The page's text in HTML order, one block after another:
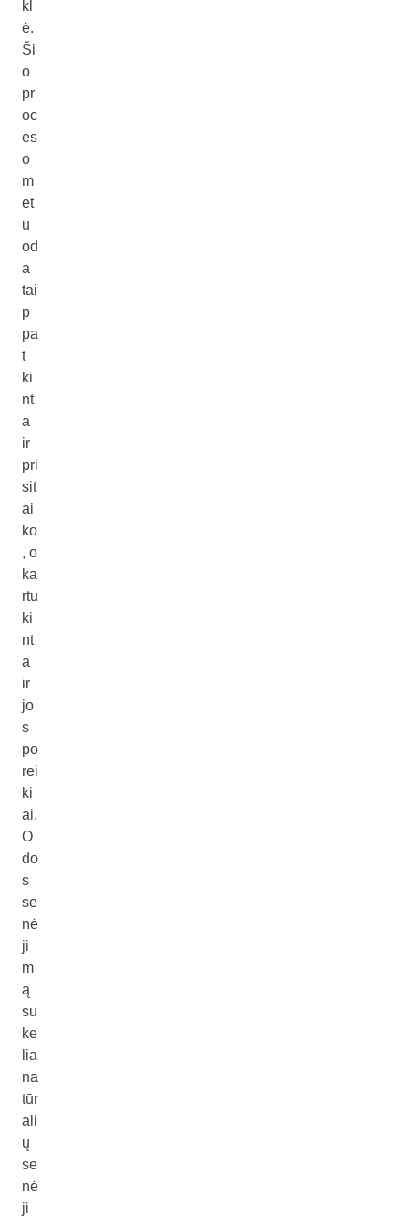
kl
ė.
Ši
o
pr
oc
es
o
m
et
u
od
a
tai
p
pa
t
ki
nt
a
ir
pri
sit
ai
ko
, o
ka
rtu
ki
nt
a
ir
jo
s
po
rei
ki
ai.
O
do
s
se
nė
ji
m
ą
su
ke
lia
na
tūr
ali
ų
se
nė
ji